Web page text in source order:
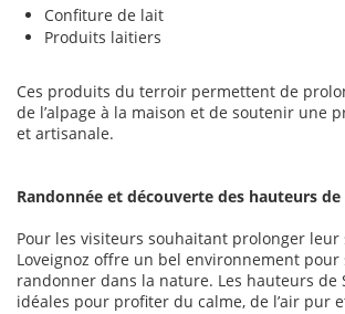
Confiture de lait
Produits laitiers
Ces produits du terroir permettent de
de l’alpage à la maison et de soutenir une
et artisanale.
Randonnée et découverte des hauteurs
Pour les visiteurs souhaitant prolonger leur
Loveignoz offre un bel environnement
randonner dans la nature. Les hauteurs de
idéales pour profiter du calme, de l’air pur